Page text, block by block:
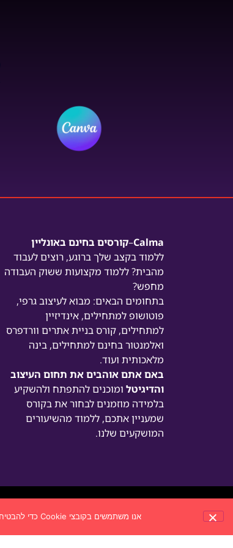
Calma
–קורסים בחינם באונליין
ללמוד בקצב שלך ברוגע,רוצים לעבוד
מהבית? ללמוד מקצועות ששוק העבודה
מחפש?
בתחומים הבאים: מבוא לעיצוב גרפי,
פוטושופ למתחילים, אינדיזיין
למתחילים, קורס בניית אתרים וורדפרס
ואלמנטור בחינם למתחילים, בינה
מלאכותית ועוד.
באם אתם אוהבים את תחום העיצוב
והדיגיטל ומוכנים להתפתח ולהשקיע
בלמידה מוזמנים לבחור את בקורס
שמעניין אתכם, ללמוד מהשיעורים
המושקעים שלנו.
אנו משתמשים בקובצי Cookie כדי להבטיח שנספק לך את חוויית הגלישה הטובה ביותר באתר שלנו. אם תמשיך להשתמש באתר זה, נניח שאתה מאשר.ת זאת